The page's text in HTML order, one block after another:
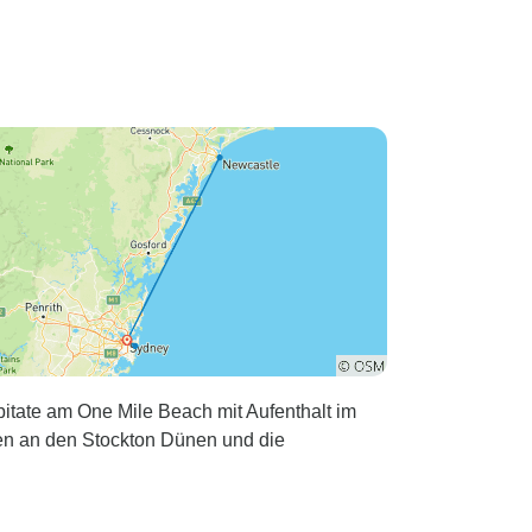
am One Mile Beach mit Aufenthalt im
an den Stockton Dünen und die